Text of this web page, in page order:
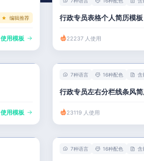
编辑推荐
使用模板
行政专员表格个人简历模板
22237 人使用
使用模板
7种语言 16种配色 含
行政专员左右分栏线条风
23119 人使用
7种语言 16种配色 含